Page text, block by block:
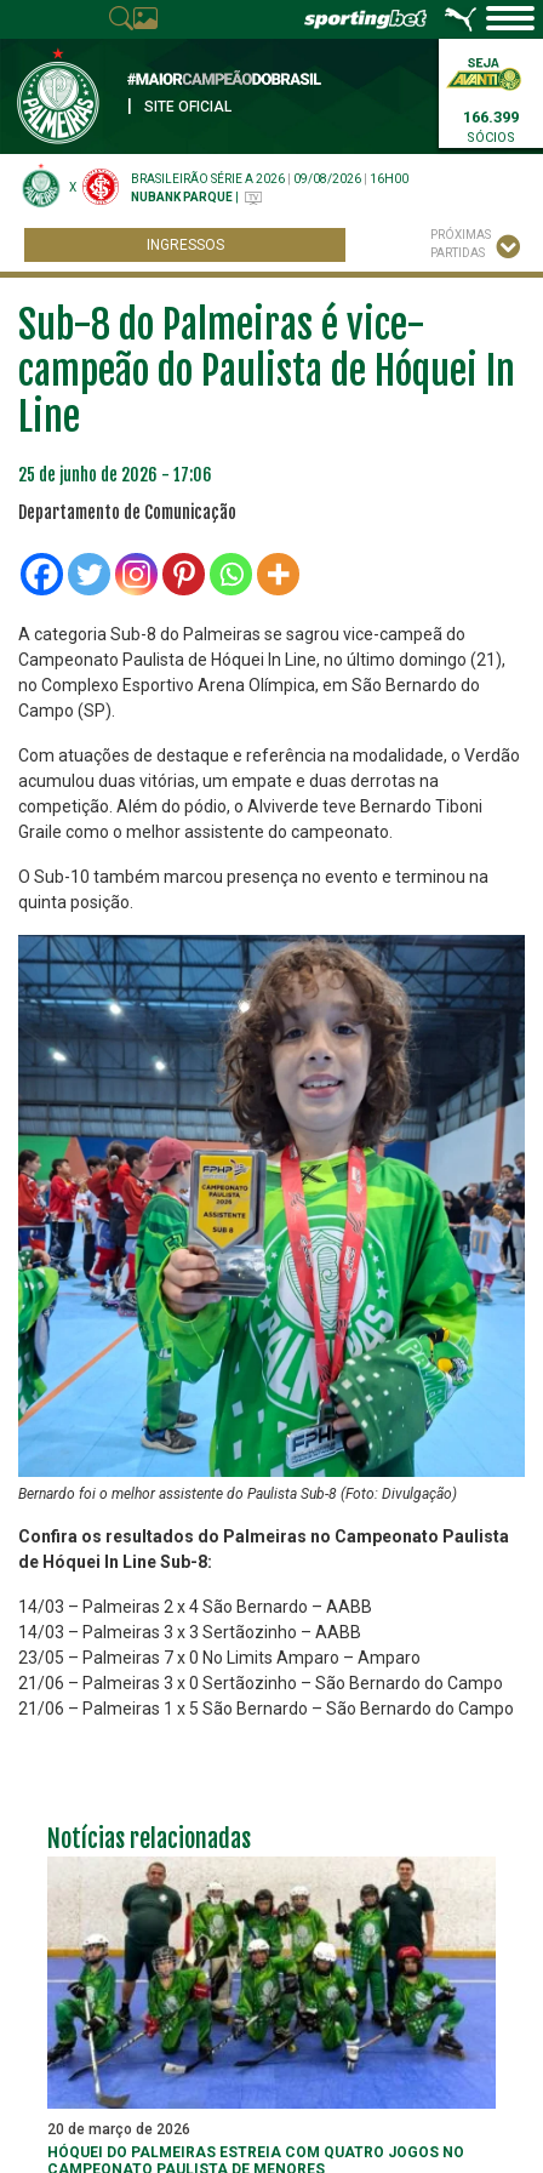
SITE OFICIAL
166.399
SÓCIOS
X
BRASILEIRÃO SÉRIE A 2026 09/08/2026
16H00
NUBANK PARQUE
INGRESSOS
PRÓXIMAS
PARTIDAS
Sub-8 do Palmeiras é vice-
campeão do Paulista de Hóquei In
Line
25 de junho de 2026 - 17:06
Departamento de Comunicação
A categoria Sub-8 do Palmeiras se sagrou vice-campeã do
Campeonato Paulista de Hóquei In Line, no último domingo (21),
no Complexo Esportivo Arena Olímpica, em São Bernardo do
Campo (SP).
Com atuações de destaque e referência na modalidade, o Verdão
acumulou duas vitórias, um empate e duas derrotas na
competição. Além do pódio, o Alviverde teve Bernardo Tiboni
Graile como o melhor assistente do campeonato.
O Sub-10 também marcou presença no evento e terminou na
quinta posição.
Bernardo foi o melhor assistente do Paulista Sub-8 (Foto: Divulgação)
Confira os resultados do Palmeiras no Campeonato Paulista
de Hóquei In Line Sub-8:
14/03 – Palmeiras 2 x 4 São Bernardo – AABB
14/03 – Palmeiras 3 x 3 Sertãozinho – AABB
23/05 – Palmeiras 7 x 0 No Limits Amparo – Amparo
21/06 – Palmeiras 3 x 0 Sertãozinho – São Bernardo do Campo
21/06 – Palmeiras 1 x 5 São Bernardo – São Bernardo do Campo
Notícias relacionadas
20 de março de 2026
HÓQUEI DO PALMEIRAS ESTREIA COM QUATRO JOGOS NO
CAMPEONATO PAULISTA DE MENORES